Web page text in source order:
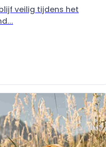
veilig tijdens het